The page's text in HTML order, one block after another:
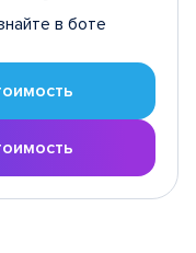
в боте